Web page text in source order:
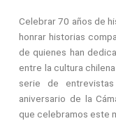
Celebrar 70 años de
honrar historias
de quienes han
entre la cultura
serie de
aniversario de la
que celebramos este